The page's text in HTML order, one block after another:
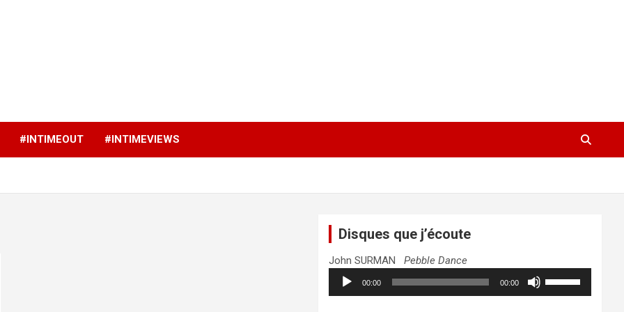
#INTIMEOUT #INTIMEVIEWS
Disques que j’écoute
John SURMANPebble Dance
Lecteur
audio
00:00 00:00